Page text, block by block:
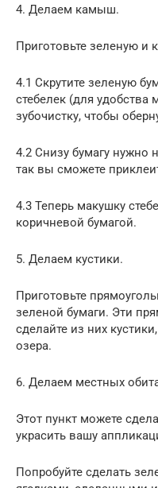
4. Делаем камыш.
Приготовьте зеленую и
4.1 Скрутите зеленую
стебелек (для удобства
зубочистку, чтобы
4.2 Снизу бумагу нужно
так вы сможете
4.3 Теперь макушку
коричневой бумагой.
5. Делаем кустики.
Приготовьте
зеленой бумаги. Эти
сделайте из них
озера.
6. Делаем местных
Этот пункт можете
украсить вашу
Попробуйте сделать